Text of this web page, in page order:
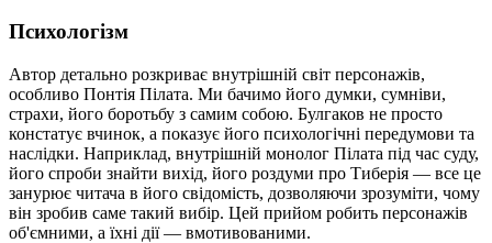
Психологізм
Автор детально розкриває внутрішній світ персонажів,
особливо Понтія Пілата. Ми бачимо його думки, сумніви,
страхи, його боротьбу з самим собою. Булгаков не просто
констатує вчинок, а показує його психологічні передумови та
наслідки. Наприклад, внутрішній монолог Пілата під час суду,
його спроби знайти вихід, його роздуми про Тиберія — все це
занурює читача в його свідомість, дозволяючи зрозуміти, чому
він зробив саме такий вибір. Цей прийом робить персонажів
об'ємними, а їхні дії — вмотивованими.